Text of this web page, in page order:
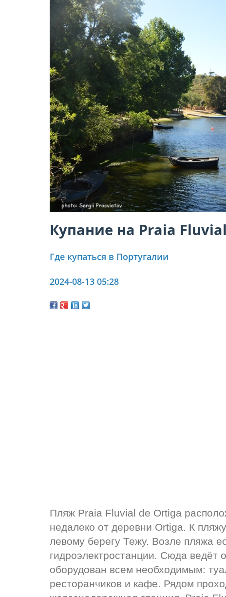
Купание на Praia
Где купаться в Португалии
2024-08-13 05:28
Пляж Praia Fluvial de Ortiga
недалеко от деревни Ortiga. К
левому берегу Тежу. Возле пляжа
гидроэлектростанции. Сюда ведёт
оборудован всем необходимым:
ресторанчиков и кафе. Рядом